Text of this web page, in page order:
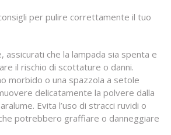
per pulire correttamente il tuo
assicurati che la lampada sia spenta e
il rischio di scottature o danni.
morbido o una spazzola a setole
delicatamente la polvere dalla
Evita l’uso di stracci ruvidi o
potrebbero graffiare o danneggiare